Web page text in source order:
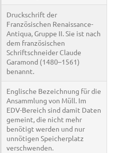
Druckschrift der
Französischen Renaissance-
Antiqua, Gruppe II. Sie ist nach
dem französischen
Schriftschneider Claude
Garamond (1480–1561)
benannt.
Englische Bezeichnung für die
Ansammlung von Müll. Im
EDV-Bereich sind damit Daten
gemeint, die nicht mehr
benötigt werden und nur
unnötigen Speicherplatz
verschwenden.